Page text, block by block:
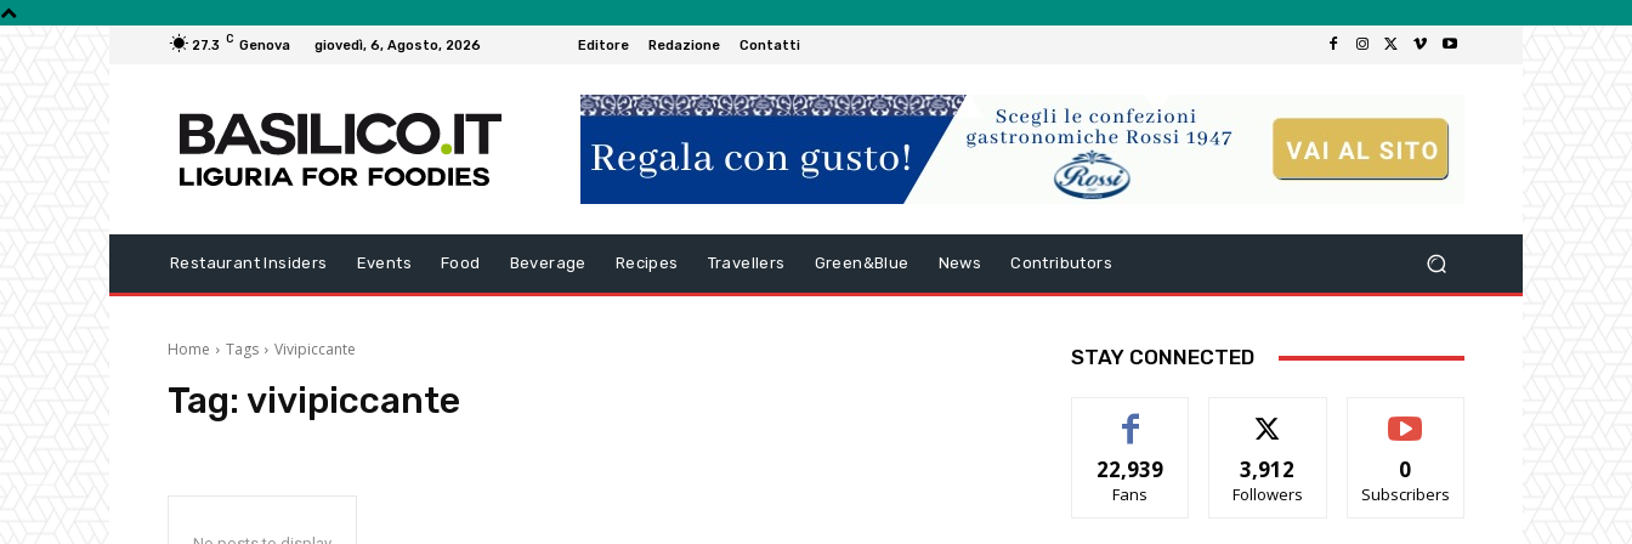
27.3 C Genova giovedì, 6, Agosto, 2026 Editore Redazione Contatti
Restaurant Insiders Events Food Beverage Recipes Travellers Green&Blue News Contributors
Home Tags Vivipiccante
Tag: vivipiccante
STAY CONNECTED
22,939
Fans
3,912
Followers
0
Subscribers